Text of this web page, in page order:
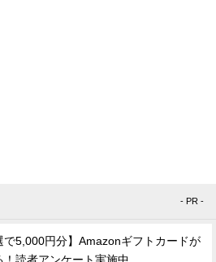
- PR -
で5,000円分】Amazonギフトカードが